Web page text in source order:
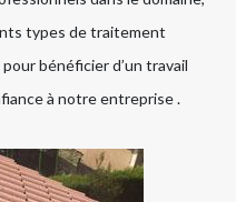
types de traitement
bénéficier d’un travail
à notre entreprise .